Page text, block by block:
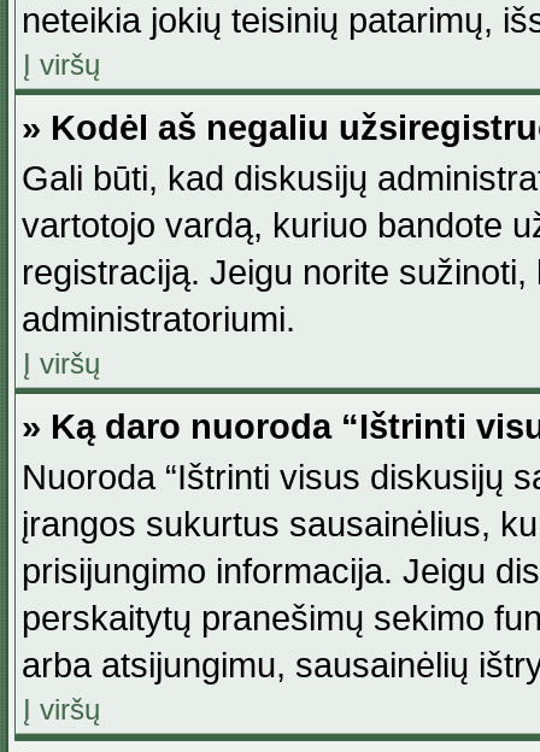
neteikia jokių teisinių patarimų,
Į viršų
» Kodėl aš negaliu
Gali būti, kad diskusijų
vartotojo vardą, kuriuo bandote
registraciją. Jeigu norite
administratoriumi.
Į viršų
» Ką daro nuoroda “Ištrinti
Nuoroda “Ištrinti visus diskusijų
įrangos sukurtus sausainėlius,
prisijungimo informacija. Jeigu
perskaitytų pranešimų sekimo
arba atsijungimu, sausainėlių
Į viršų